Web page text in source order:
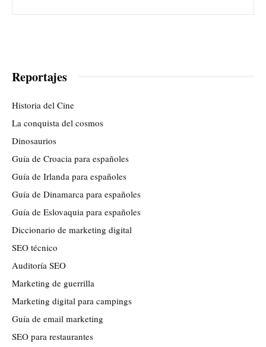
Reportajes
Historia del Cine
La conquista del cosmos
Dinosaurios
Guía de Croacia para españoles
Guía de Irlanda para españoles
Guía de Dinamarca para españoles
Guía de Eslovaquia para españoles
Diccionario de marketing digital
SEO técnico
Auditoría SEO
Marketing de guerrilla
Marketing digital para campings
Guía de email marketing
SEO para restaurantes